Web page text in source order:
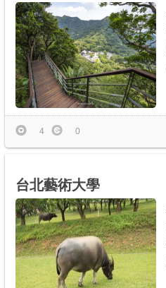
4 0
台北藝術大學